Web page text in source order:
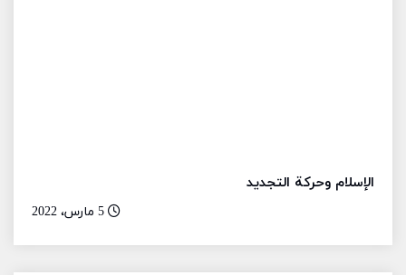
الإسلام وحركة التجديد